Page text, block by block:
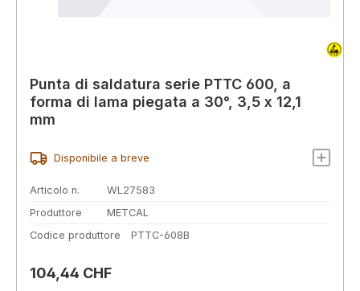
Punta di saldatura serie PTTC 600, a
forma di lama piegata a 30°, 3,5 x 12,1
mm
Disponibile a breve
Articolo n.
WL27583
Produttore
METCAL
Codice produttore
PTTC-608B
Prezzo normale:
104,44 CHF